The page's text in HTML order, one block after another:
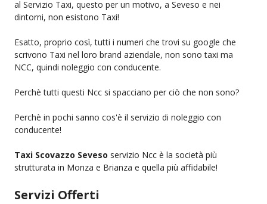
al Servizio Taxi, questo per un motivo, a Seveso e nei
dintorni, non esistono Taxi!
Esatto, proprio così, tutti i numeri che trovi su google che
scrivono Taxi nel loro brand aziendale, non sono taxi ma
NCC, quindi noleggio con conducente.
Perchè tutti questi Ncc si spacciano per ciò che non sono?
Perchè in pochi sanno cos'è il servizio di noleggio con
conducente!
Taxi Scovazzo Seveso servizio Ncc è la società più
strutturata in Monza e Brianza e quella più affidabile!
Servizi Offerti